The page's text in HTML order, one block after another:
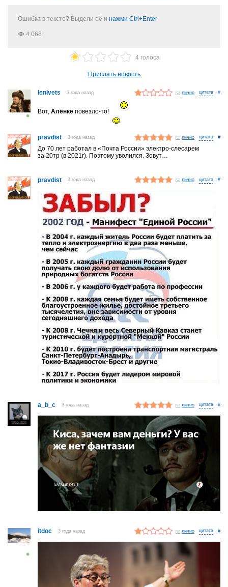
Ошибка в тексте? Выдели её и нажми Ctrl+Enter
4 068
4 голоса
Прислать новость
lenivets 3 года назад лично #
Вот,Алёнке повезло-то!
pravdist 3 года назад лично #
До 70 лет работал в «Почта России» электро-слесарем
за 20тр (в 2021г). Поэтому уволился. Зовут…
pravdist 3 года назад лично #
a_b_c 3 года назад лично #
itdoc 3 года назад лично #